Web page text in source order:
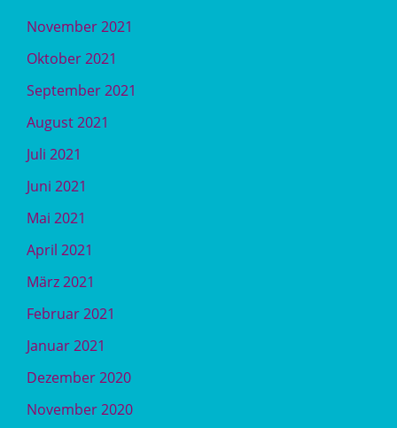
November 2021
Oktober 2021
September 2021
August 2021
Juli 2021
Juni 2021
Mai 2021
April 2021
März 2021
Februar 2021
Januar 2021
Dezember 2020
November 2020